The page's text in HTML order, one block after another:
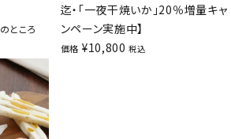
のところ
迄・「一夜干焼いか」20％増量キャ
ンペーン実施中】
価格 ¥10,800 税込